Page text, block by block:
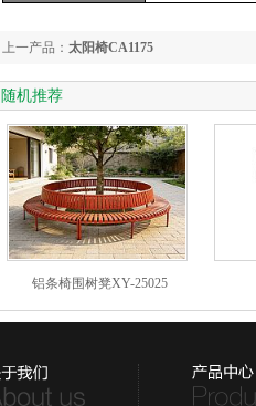
上一产品： 太阳椅CA1175
随机推荐
铝条椅围树凳XY-25025